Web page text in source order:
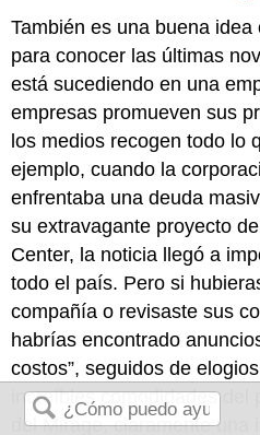
También es una buena
para conocer las últimas
está sucediendo en una
empresas promueven sus
los medios recogen todo lo
ejemplo, cuando la
enfrentaba una deuda
su extravagante proyecto
Center, la noticia llegó a
todo el país. Pero si
compañía o revisaste sus
habrías encontrado
costos”, seguidos de
increíbles comodidades del
del Mirage, claramente una